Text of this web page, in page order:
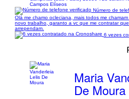
Campos Elíseos
Número de
Olá me chamo ocleciana, mais todos me
novo trabalho, garanto a vc que me contratar
arrependam.
6 vezes
Maria
De Moura